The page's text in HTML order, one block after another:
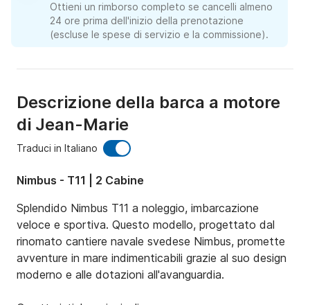
Ottieni un rimborso completo se cancelli almeno
24 ore prima dell'inizio della prenotazione
(escluse le spese di servizio e la commissione).
Descrizione della barca a motore
di Jean-Marie
Traduci in Italiano
Nimbus - T11 | 2 Cabine
Splendido Nimbus T11 a noleggio, imbarcazione
veloce e sportiva. Questo modello, progettato dal
rinomato cantiere navale svedese Nimbus, promette
avventure in mare indimenticabili grazie al suo design
moderno e alle dotazioni all'avanguardia.